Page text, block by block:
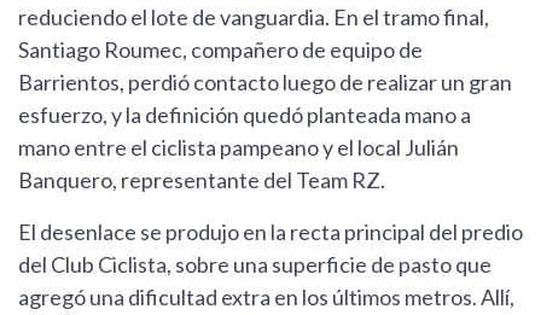
reduciendo el lote de vanguardia. En el tramo final,
Santiago Roumec, compañero de equipo de
Barrientos, perdió contacto luego de realizar un gran
esfuerzo, y la definición quedó planteada mano a
mano entre el ciclista pampeano y el local Julián
Banquero, representante del Team RZ.
El desenlace se produjo en la recta principal del predio
del Club Ciclista, sobre una superficie de pasto que
agregó una dificultad extra en los últimos metros. Allí,